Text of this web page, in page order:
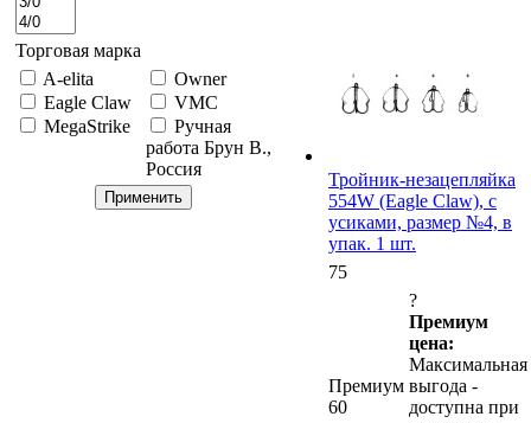
Торговая марка
A-elita
Eagle Claw
MegaStrike
Owner
VMC
Ручная
работа Брун В.,
Россия
Тройник-незацепляйка
554W (Eagle Claw), с
усиками, размер №4, в
упак. 1 шт.
75
Премиум
60
?
Премиум
цена:
Максимальная
выгода -
доступна при